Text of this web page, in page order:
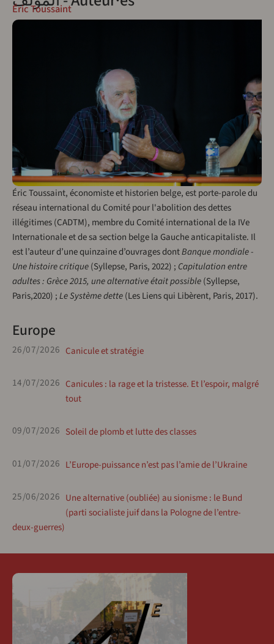
Éric Toussaint
Éric Toussaint, économiste et historien belge, est porte-parole du
réseau international du Comité pour l'abolition des dettes
illégitimes (CADTM), membre du Comité international de la IVe
Internationale et de sa section belge la Gauche anticapitaliste. Il
est l’auteur d’une quinzaine d’ouvrages dontBanque mondiale -
Une histoire critique(Syllepse, Paris, 2022) ; Capitulation entre
adultes : Grèce 2015, une alternative était possible(Syllepse,
Paris,2020) ;Le Système dette(Les Liens qui Libèrent, Paris, 2017).
Europe
26/07/2026 Canicule et stratégie
14/07/2026 Canicules : la rage et la tristesse. Et l’espoir, malgré
tout
09/07/2026 Soleil de plomb et lutte des classes
01/07/2026 L’Europe-puissance n’est pas l’amie de l’Ukraine
25/06/2026 Une alternative (oubliée) au sionisme : le Bund
(parti socialiste juif dans la Pologne de l’entre-
deux-guerres)